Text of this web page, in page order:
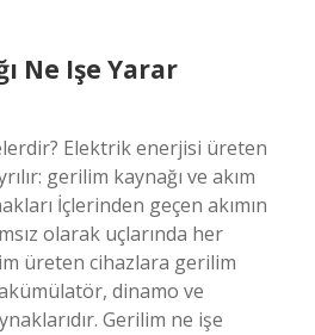
Ne Işe Yarar
Elektrik enerjisi üreten
gerilim kaynağı ve akım
İçlerinden geçen akımın
olarak uçlarında her
üreten cihazlara gerilim
dinamo ve
Gerilim ne işe